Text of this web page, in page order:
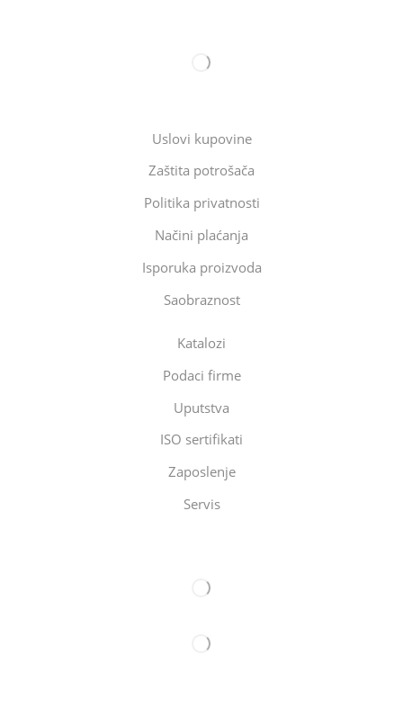
Uslovi kupovine
Zaštita potrošača
Politika privatnosti
Načini plaćanja
Isporuka proizvoda
Saobraznost
Katalozi
Podaci firme
Uputstva
ISO sertifikati
Zaposlenje
Servis